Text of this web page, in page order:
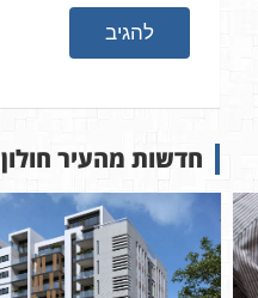
חדשות מהעיר חולון